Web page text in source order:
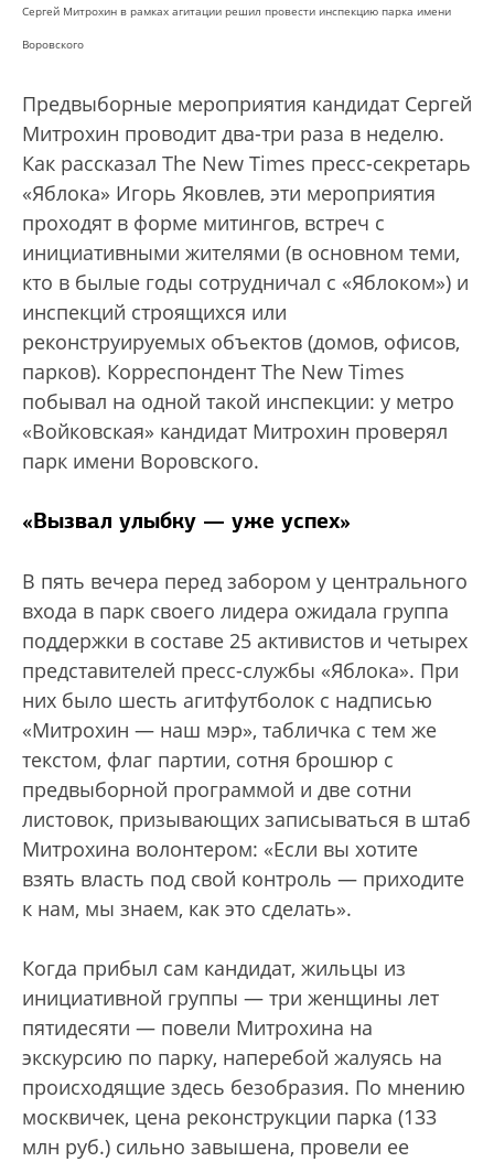
Сергей Митрохин в рамках агитации решил провести инспекцию парка имени
Воровского
Предвыборные мероприятия кандидат Сергей
Митрохин проводит два-три раза в неделю.
Как рассказал The New Times пресс-секретарь
«Яблока» Игорь Яковлев, эти мероприятия
проходят в форме митингов, встреч с
инициативными жителями (в основном теми,
кто в былые годы сотрудничал с «Яблоком») и
инспекций строящихся или
реконструируемых объектов (домов, офисов,
парков). Корреспондент The New Times
побывал на одной такой инспекции: у метро
«Войковская» кандидат Митрохин проверял
парк имени Воровского.
«Вызвал улыбку — уже успех»
В пять вечера перед забором у центрального
входа в парк своего лидера ожидала группа
поддержки в составе 25 активистов и четырех
представителей пресс-службы «Яблока». При
них было шесть агитфутболок с надписью
«Митрохин — наш мэр», табличка с тем же
текстом, флаг партии, сотня брошюр с
предвыборной программой и две сотни
листовок, призывающих записываться в штаб
Митрохина волонтером: «Если вы хотите
взять власть под свой контроль — приходите
к нам, мы знаем, как это сделать».
Когда прибыл сам кандидат, жильцы из
инициативной группы — три женщины лет
пятидесяти — повели Митрохина на
экскурсию по парку, наперебой жалуясь на
происходящие здесь безобразия. По мнению
москвичек, цена реконструкции парка (133
млн руб.) сильно завышена, провели ее